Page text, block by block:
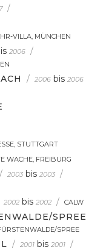
/
VILLA, MÜNCHEN
2006 /
/ 2006 bis 2006
STUTTGART
WACHE, FREIBURG
/ 2003 bis 2003 /
2002 bis 2002 / CALW
SPREE
SPREE
/ 2001 bis 2001 /